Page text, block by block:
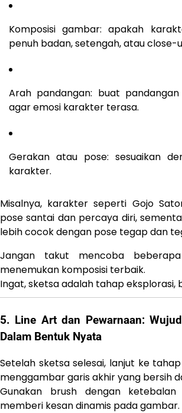
Komposisi gambar: apakah
penuh badan, setengah, atau close-
Arah pandangan: buat
agar emosi karakter terasa.
Gerakan atau pose: sesuaikan
karakter.
Misalnya, karakter seperti Gojo
pose santai dan percaya diri,
lebih cocok dengan pose tegap dan
Jangan takut mencoba
menemukan komposisi terbaik.
Ingat, sketsa adalah tahap eksplorasi,
5. Line Art dan Pewarnaan:
Dalam Bentuk Nyata
Setelah sketsa selesai, lanjut ke
menggambar garis akhir yang bersih
Gunakan brush dengan
memberi kesan dinamis pada gambar.